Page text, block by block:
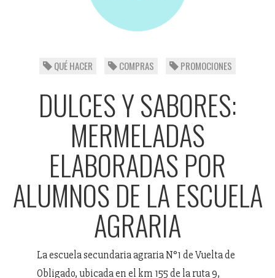
QUÉ HACER COMPRAS PROMOCIONES
DULCES Y SABORES:
MERMELADAS
ELABORADAS POR
ALUMNOS DE LA ESCUELA
AGRARIA
La escuela secundaria agraria N°1 de Vuelta de
Obligado, ubicada en el km 155 de la ruta 9,